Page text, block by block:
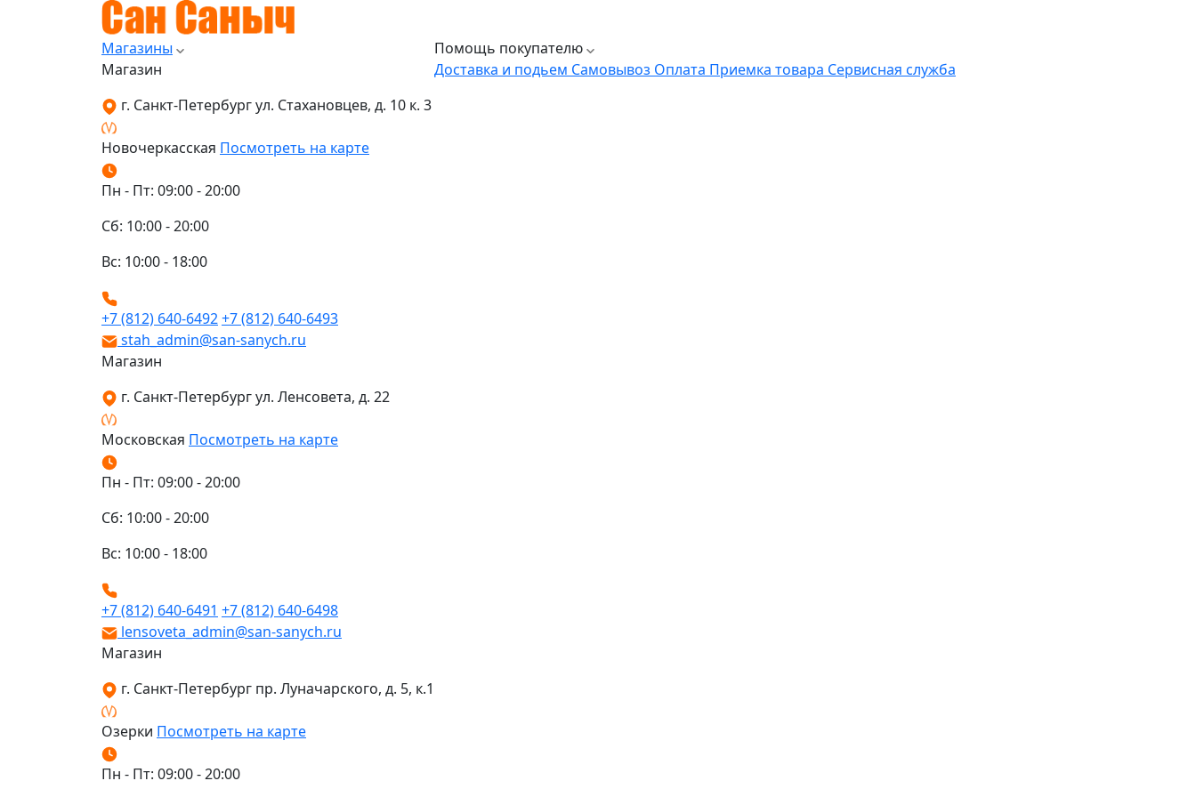
Магазины
Магазин
г. Санкт-Петербург ул. Стахановцев, д. 10 к. 3
Новочеркасская Посмотреть на карте
Пн - Пт: 09:00 - 20:00
Сб: 10:00 - 20:00
Вс: 10:00 - 18:00
+7 (812) 640-6492+7 (812) 640-6493
stah_admin@san-sanych.ru
Магазин
г. Санкт-Петербург ул. Ленсовета, д. 22
Московская Посмотреть на карте
Пн - Пт: 09:00 - 20:00
Сб: 10:00 - 20:00
Вс: 10:00 - 18:00
+7 (812) 640-6491 +7 (812) 640-6498
lensoveta_admin@san-sanych.ru
Магазин
г. Санкт-Петербург пр. Луначарского, д. 5, к.1
Озерки Посмотреть на карте
Пн - Пт: 09:00 - 20:00
Помощь покупателю
Доставка и подьем Самовывоз Оплата Приемка товара Сервисная служба